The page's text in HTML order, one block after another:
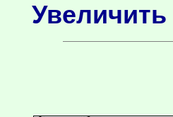
Увеличить